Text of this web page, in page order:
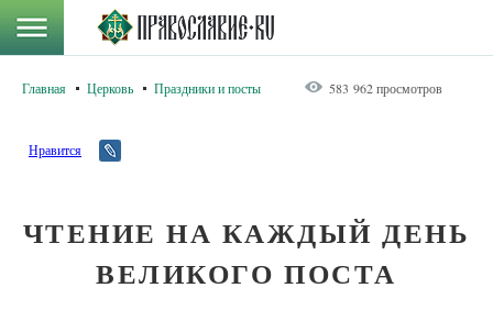
Главная Церковь Праздники и посты 583 962 просмотров
Нравится
ЧТЕНИЕ НА КАЖДЫЙ ДЕНЬ
ВЕЛИКОГО ПОСТА